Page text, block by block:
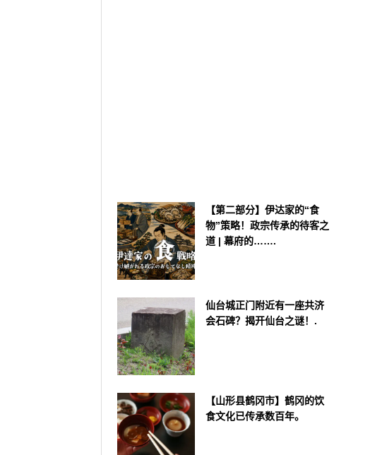
【第二部分】伊达家的“食
物”策略！政宗传承的待客之
道 | 幕府的…….
仙台城正门附近有一座共济
会石碑？揭开仙台之谜！.
【山形县鹤冈市】鹤冈的饮
食文化已传承数百年。